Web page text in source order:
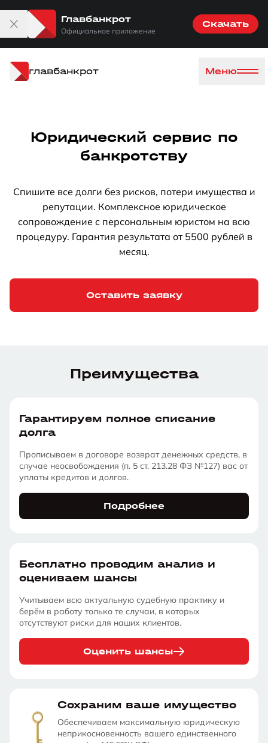
Главбанкрот
Официальное приложение
Скачать
главбанкрот Меню
Юридический сервис по
банкротству
Спишите все долги без рисков, потери имущества и
репутации. Комплексное юридическое
сопровождение с персональным юристом на всю
процедуру. Гарантия результата от 5500 рублей в
месяц.
Оставить заявку
Преимущества
Гарантируем полное списание
долга
Прописываем в договоре возврат денежных средств, в
случае неосвобождения (п. 5 ст. 213.28 ФЗ №127) вас от
уплаты кредитов и долгов.
Подробнее
Бесплатно проводим анализ и
оцениваем шансы
Учитываем всю актуальную судебную практику и
берём в работу только те случаи, в которых
отсутствуют риски для наших клиентов.
Оценить шансы
Сохраним ваше имущество
Обеспечиваем максимальную юридическую
неприкосновенность вашего единственного